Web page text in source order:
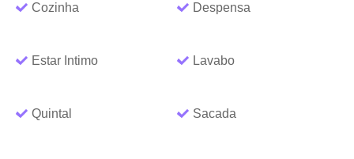
Cozinha Despensa
Estar Intimo Lavabo
Quintal Sacada